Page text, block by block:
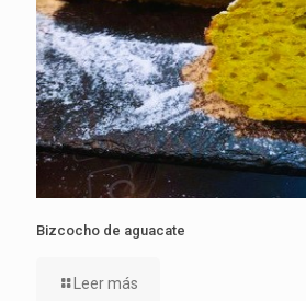
Bizcocho de aguacate
Leer más